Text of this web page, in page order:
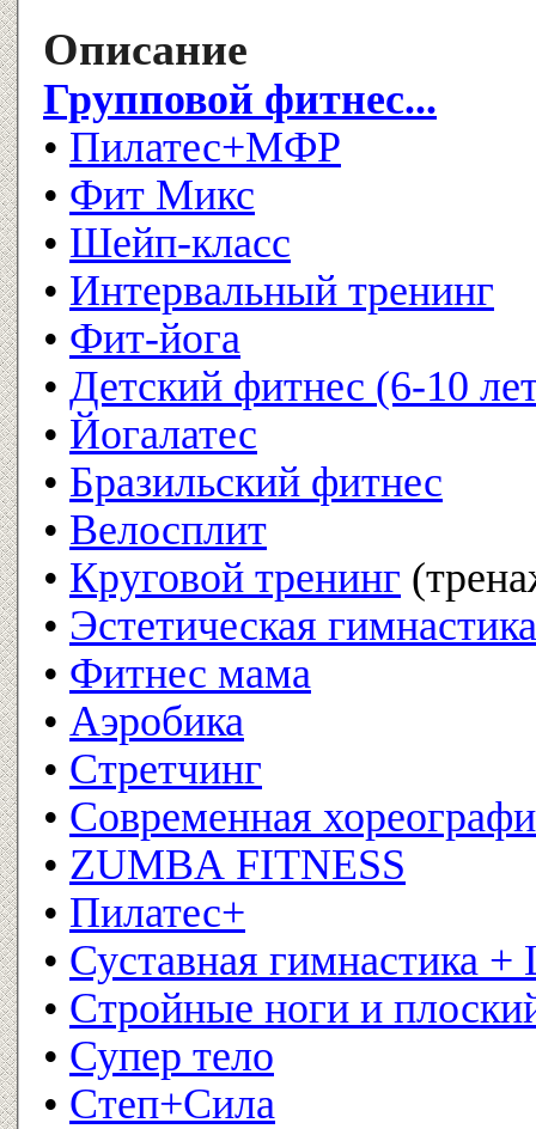
Описание
Групповой фитнес...
• Пилатес+МФР
• Фит Микс
• Шейп-класс
• Интервальный тренинг
• Фит-йога
• Детский фитнес (6-10
• Йогалатес
• Бразильский фитнес
• Велосплит
• Круговой тренинг
• Эстетическая
• Фитнес мама
• Аэробика
• Стретчинг
• Современная
• ZUMBA FITNESS
• Пилатес+
• Суставная гимнастика
• Стройные ноги и
• Супер тело
• Степ+Сила